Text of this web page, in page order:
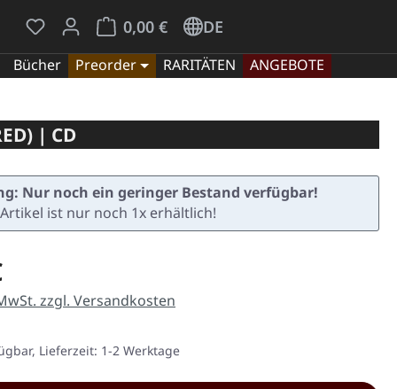
Du hast 0 Produkte auf dem Merkzettel
0,00 €
Warenkorb enthält 0 Positionen. Der
DE
Bücher Preorder RARITÄTEN ANGEBOTE
| CD
Nur noch ein geringer Bestand verfügbar!
ist nur noch 1x erhältlich!
zzgl. Versandkosten
Lieferzeit: 1-2 Werktage